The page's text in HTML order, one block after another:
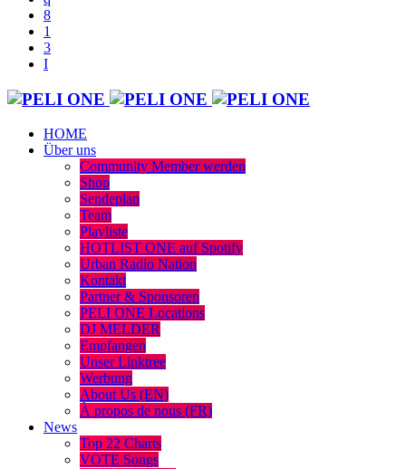
HOME
Über uns
Community Member werden
Shop
Sendeplan
Team
Playliste
HOTLIST ONE auf Spotify
Urban Radio Nation
Kontakt
Partner & Sponsoren
PELI ONE Locations
DJ MELDER
Empfangen
Unser Linktree
Werbung
About Us (EN)
À propos de nous (FR)
News
Top 22 Charts
VOTE Songs